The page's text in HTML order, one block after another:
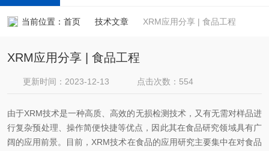
当前位置： 首页 技术文章 XRM应用分享 | 食品工程
XRM应用分享 | 食品工程
更新时间：2023-12-13 点击次数：554
由于XRM技术是一种高质、高效的无损检测技术，又有无需对样品进
行复杂预处理、操作简便快捷等优点，因此其在食品研究领域具有广
阔的应用前景。目前，XRM技术在食品的应用研究主要集中在对食品